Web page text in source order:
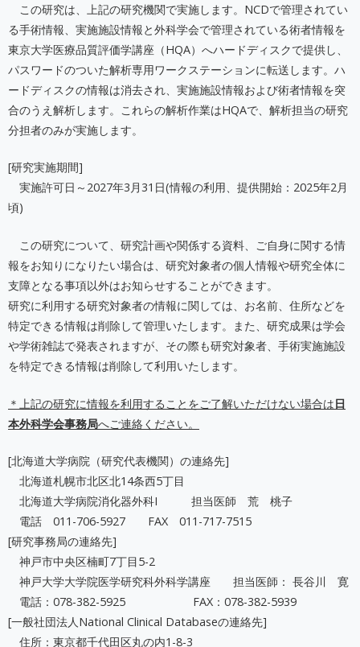
この研究は、上記の研究機関で実施します。NCDで管理されてい
る手術情報、実施施設情報と外科学会で管理されている術者情報を
東京大学医療品質評価学講座（HQA）へハードディスクで提供し、
パスワードのついた解析専用ワークステーションに転送します。ハ
ードディスクの情報は消去され、実施施設情報および術者情報を突
合のうえ解析します。これらの解析作業はHQAで、解析担当の研究
分担者のみが実施します。
[研究実施期間]
実施許可日～2027年3月31日(情報の利用、提供開始：2025年2月
頃)
この研究について、研究計画や関係する資料、ご自身に関する情
報をお知りになりたい場合は、研究対象者の個人情報や研究全体に
支障となる事項以外はお知らせすることができます。
研究に利用する研究対象者の情報に関しては、お名前、住所などを
特定できる情報は削除して管理いたします。また、研究成果は学会
や学術雑誌で発表されますが、その際も研究対象者、手術実施施設
を特定できる情報は削除して利用いたします。
＊上記の研究に情報を利用することをご了解いただけない場合は日
本外科学会事務局へご連絡ください。
[北海道大学病院（研究代表機関）の連絡先]
北海道札幌市北区北14条西5丁目
北海道大学病院消化器外科I 担当医師 荒 桃子
電話 011-706-5927 FAX 011-717-7515
[研究事務局の連絡先]
神戸市中央区楠町7丁目5-2
神戸大学大学院医学研究科外科学講座 担当医師： 長谷川 寛
電話：078-382-5925 FAX：078-382-5939
[一般社団法人National Clinical Databaseの連絡先]
住所：東京都千代田区丸の内1-8-3